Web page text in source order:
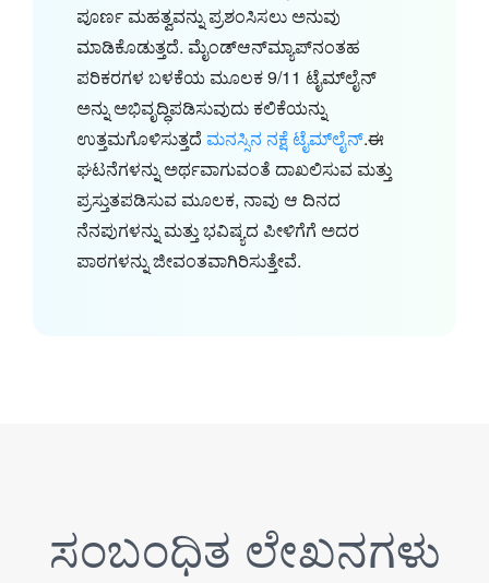
ಪೂರ್ಣ ಮಹತ್ವವನ್ನು ಪ್ರಶಂಸಿಸಲು ಅನುವು
ಮಾಡಿಕೊಡುತ್ತದೆ. ಮೈಂಡ್‌ಆನ್‌ಮ್ಯಾಪ್‌ನಂತಹ
ಪರಿಕರಗಳ ಬಳಕೆಯ ಮೂಲಕ 9/11 ಟೈಮ್‌ಲೈನ್
ಅನ್ನು ಅಭಿವೃದ್ಧಿಪಡಿಸುವುದು ಕಲಿಕೆಯನ್ನು
ಉತ್ತಮಗೊಳಿಸುತ್ತದೆ ಮನಸ್ಸಿನ ನಕ್ಷೆ ಟೈಮ್‌ಲೈನ್.ಈ
ಘಟನೆಗಳನ್ನು ಅರ್ಥವಾಗುವಂತೆ ದಾಖಲಿಸುವ ಮತ್ತು
ಪ್ರಸ್ತುತಪಡಿಸುವ ಮೂಲಕ, ನಾವು ಆ ದಿನದ
ನೆನಪುಗಳನ್ನು ಮತ್ತು ಭವಿಷ್ಯದ ಪೀಳಿಗೆಗೆ ಅದರ
ಪಾಠಗಳನ್ನು ಜೀವಂತವಾಗಿರಿಸುತ್ತೇವೆ.
ಸಂಬಂಧಿತ ಲೇಖನಗಳು